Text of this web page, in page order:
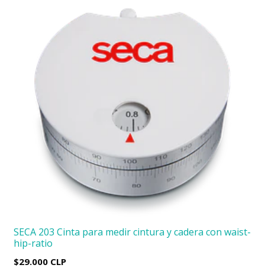
SECA 203 Cinta para medir cintura y cadera con waist-
hip-ratio
$29.000 CLP